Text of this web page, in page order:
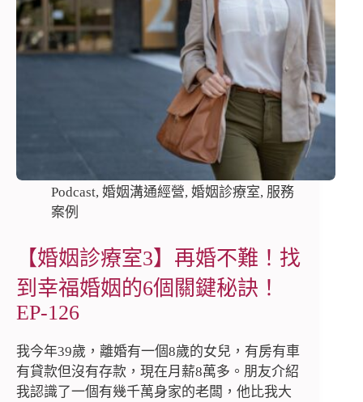
Podcast, 婚姻溝通經營, 婚姻診療室, 服務
案例
【婚姻診療室3】再婚不難！找
到幸福婚姻的6個關鍵秘訣！
EP-126
我今年39歲，離婚有一個8歲的女兒，有房有車
有貸款但沒有存款，現在月薪8萬多。朋友介紹
我認識了一個有幾千萬身家的老闆，他比我大